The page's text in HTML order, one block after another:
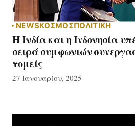
NEWSΚΟΣΜΟΣΠΟΛΙΤΙΚΗ
Η Ινδία και η Ινδονησία
σειρά συμφωνιών
τομείς
27 Ιανουαρίου, 2025